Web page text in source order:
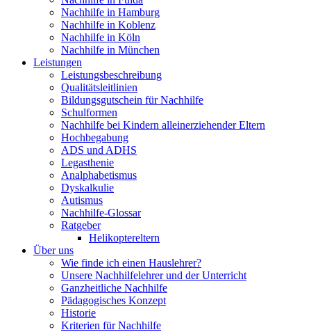
Nachhilfe in Hamburg
Nachhilfe in Koblenz
Nachhilfe in Köln
Nachhilfe in München
Leistungen
Leistungsbeschreibung
Qualitätsleitlinien
Bildungsgutschein für Nachhilfe
Schulformen
Nachhilfe bei Kindern alleinerziehender Eltern
Hochbegabung
ADS und ADHS
Legasthenie
Analphabetismus
Dyskalkulie
Autismus
Nachhilfe-Glossar
Ratgeber
Helikoptereltern
Über uns
Wie finde ich einen Hauslehrer?
Unsere Nachhilfelehrer und der Unterricht
Ganzheitliche Nachhilfe
Pädagogisches Konzept
Historie
Kriterien für Nachhilfe